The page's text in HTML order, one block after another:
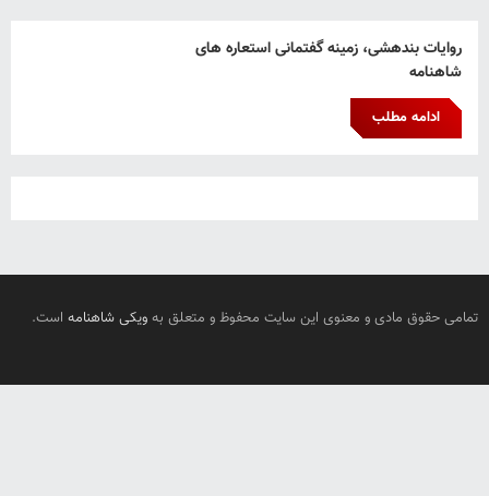
روایات بندهشی، زمینه گفتمانی استعاره های
شاهنامه
ادامه مطلب
تمامی حقوق مادی و معنوی این سایت محفوظ و متعلق به ویکی شاهنامه است.